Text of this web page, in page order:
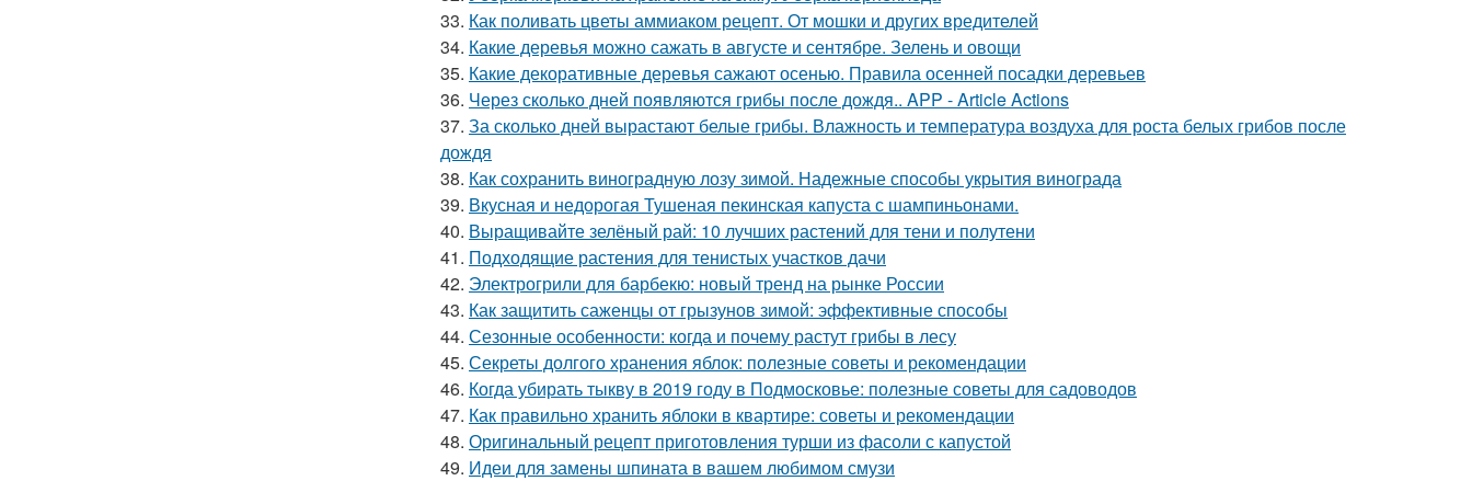
33. Как поливать цветы аммиаком рецепт. От мошки и других вредителей
34. Какие деревья можно сажать в августе и сентябре. Зелень и овощи
35. Какие декоративные деревья сажают осенью. Правила осенней посадки деревьев
36. Через сколько дней появляются грибы после дождя.. APP - Article Actions
37. За сколько дней вырастают белые грибы. Влажность и температура воздуха для роста белых грибов после
дождя
38. Как сохранить виноградную лозу зимой. Надежные способы укрытия винограда
39. Вкусная и недорогая Тушеная пекинская капуста с шампиньонами.
40. Выращивайте зелёный рай: 10 лучших растений для тени и полутени
41. Подходящие растения для тенистых участков дачи
42. Электрогрили для барбекю: новый тренд на рынке России
43. Как защитить саженцы от грызунов зимой: эффективные способы
44. Сезонные особенности: когда и почему растут грибы в лесу
45. Секреты долгого хранения яблок: полезные советы и рекомендации
46. Когда убирать тыкву в 2019 году в Подмосковье: полезные советы для садоводов
47. Как правильно хранить яблоки в квартире: советы и рекомендации
48. Оригинальный рецепт приготовления турши из фасоли с капустой
49. Идеи для замены шпината в вашем любимом смузи